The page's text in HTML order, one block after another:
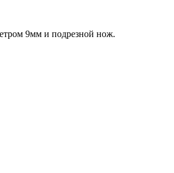
9мм и подрезной нож.